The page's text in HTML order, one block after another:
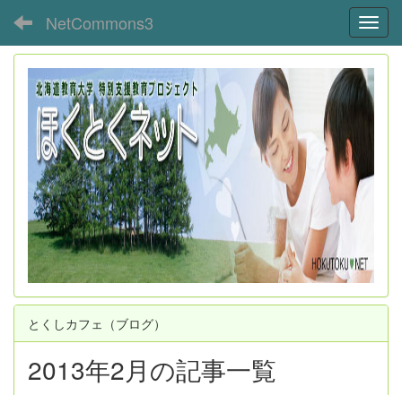
NetCommons3
とくしカフェ（ブログ）
2013年2月の記事一覧